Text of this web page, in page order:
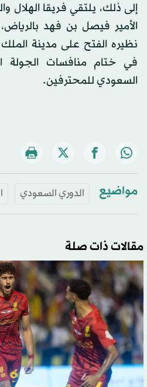
إلى ذلك، يلتقي فريقا الهلال
الأمير فيصل بن فهد
نظيره الفتح على مدينة
في ختام منافسات الجولة
السعودي للمحترفين.
مواضيع الدوري السعودي
مقالات ذات صلة